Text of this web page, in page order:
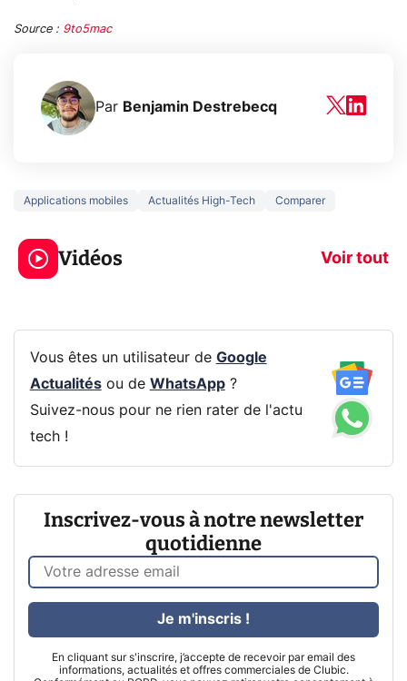
Source : 9to5mac
Par Benjamin Destrebecq
Applications mobiles Actualités High-Tech Comparer
Vidéos Voir tout
3 écrans en 1 pour
319€ ? Voici L'AOC
CQ32G4ZA !
5
prochaine
Vous êtes un utilisateur de Google
Actualitésou de WhatsApp?
Suivez-nous pour ne rien rater de l'actu
tech !
Inscrivez-vous à notre newsletter
quotidienne
En cliquant sur s'inscrire, j’accepte de recevoir par email des
informations, actualités et offres commerciales de Clubic.
Je m'inscris !